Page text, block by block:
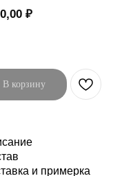
₽
В корзину
и примерка